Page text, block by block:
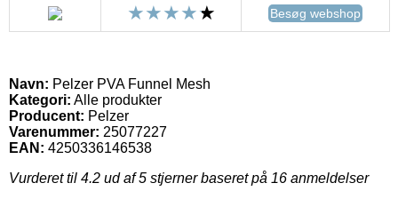
Besøg webshop
Navn: Pelzer PVA Funnel Mesh
Kategori: Alle produkter
Producent: Pelzer
Varenummer: 25077227
EAN: 4250336146538
Vurderet til 4.2 ud af 5 stjerner baseret på 16 anmeldelser